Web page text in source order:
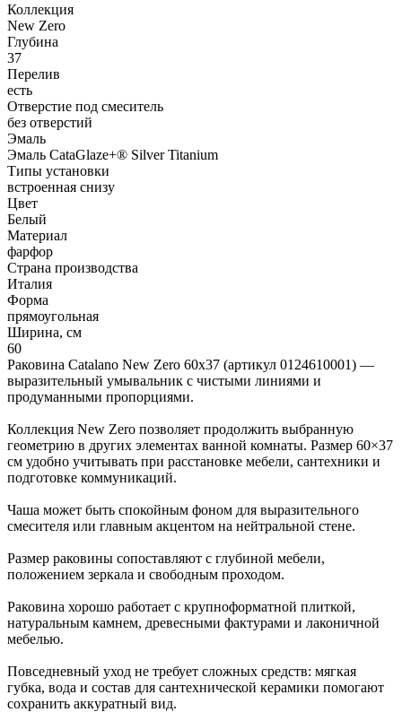
Коллекция
New Zero
Глубина
37
Перелив
есть
Отверстие под смеситель
без отверстий
Эмаль
Эмаль CataGlaze+® Silver Titanium
Типы установки
встроенная снизу
Цвет
Белый
Материал
фарфор
Страна производства
Италия
Форма
прямоугольная
Ширина, см
60
Раковина Catalano New Zero 60x37 (артикул 0124610001) —
выразительный умывальник с чистыми линиями и
продуманными пропорциями.
Коллекция New Zero позволяет продолжить выбранную
геометрию в других элементах ванной комнаты. Размер 60×37
см удобно учитывать при расстановке мебели, сантехники и
подготовке коммуникаций.
Чаша может быть спокойным фоном для выразительного
смесителя или главным акцентом на нейтральной стене.
Размер раковины сопоставляют с глубиной мебели,
положением зеркала и свободным проходом.
Раковина хорошо работает с крупноформатной плиткой,
натуральным камнем, древесными фактурами и лаконичной
мебелью.
Повседневный уход не требует сложных средств: мягкая
губка, вода и состав для сантехнической керамики помогают
сохранить аккуратный вид.